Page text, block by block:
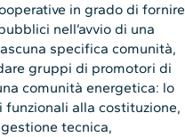
in grado di fornire
nell’avvio di una
specifica comunità,
gruppi di promotori di
comunità energetica: lo
alla costituzione,
tecnica,